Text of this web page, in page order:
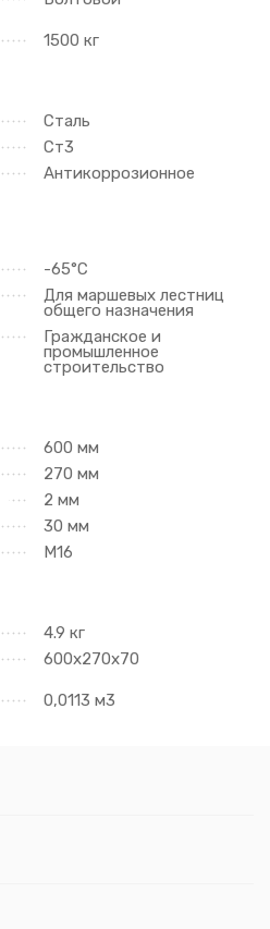
1500 кг
Сталь
Ст3
Антикоррозионное
-65°C
Для маршевых лестниц
общего назначения
Гражданское и
промышленное
строительство
600 мм
270 мм
2 мм
30 мм
М16
4.9 кг
600х270х70
0,0113 м3